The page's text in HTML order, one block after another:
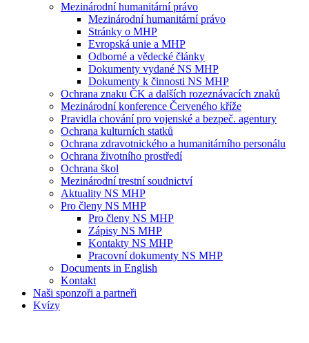
Mezinárodní humanitární právo
Mezinárodní humanitární právo
Stránky o MHP
Evropská unie a MHP
Odborné a vědecké články
Dokumenty vydané NS MHP
Dokumenty k činnosti NS MHP
Ochrana znaku ČK a dalších rozeznávacích znaků
Mezinárodní konference Červeného kříže
Pravidla chování pro vojenské a bezpeč. agentury
Ochrana kulturních statků
Ochrana zdravotnického a humanitárního personálu
Ochrana životního prostředí
Ochrana škol
Mezinárodní trestní soudnictví
Aktuality NS MHP
Pro členy NS MHP
Pro členy NS MHP
Zápisy NS MHP
Kontakty NS MHP
Pracovní dokumenty NS MHP
Documents in English
Kontakt
Naši sponzoři a partneři
Kvízy